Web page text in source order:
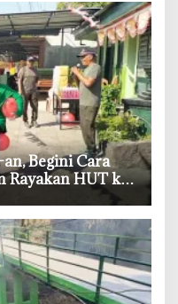
Begini Cara
Rayakan HUT ke-